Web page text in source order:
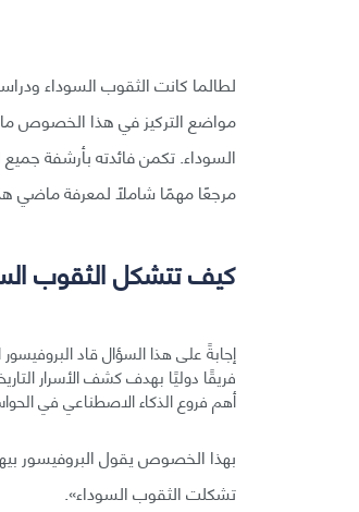
لطالما كانت الثقوب السوداء
السوداء. تكمن فائدته بأرشفة
مرجعًا مهمًا شاملًا لمعرفة ماضي
كيف تتشكل الثقوب
إجابةً على هذا السؤال قاد
فريقًا دوليًا بهدف كشف الأسرار
أهم فروع الذكاء الاصطناعي في
بهذا الخصوص يقول البروفيسور
تشكلت الثقوب السوداء».